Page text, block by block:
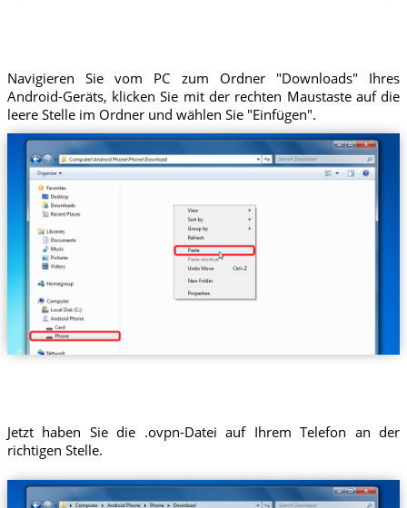
Navigieren Sie vom PC zum Ordner "Downloads" Ihres
Android-Geräts, klicken Sie mit der rechten Maustaste auf die
leere Stelle im Ordner und wählen Sie "Einfügen".
Jetzt haben Sie die .ovpn-Datei auf Ihrem Telefon an der
richtigen Stelle.